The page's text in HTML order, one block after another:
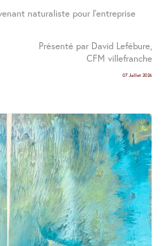
naturaliste pour l’entreprise
Présenté par David Lefébure,
CFM villefranche
07 Juillet 2026